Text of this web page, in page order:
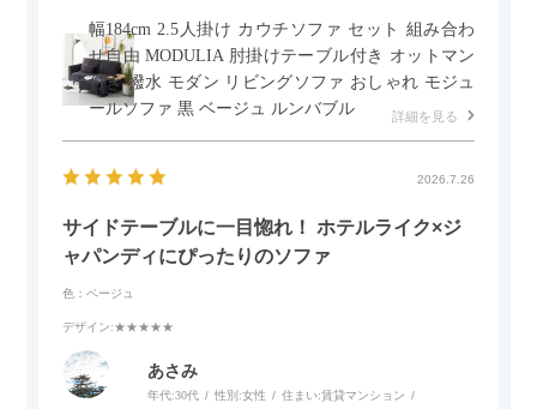
幅184cm 2.5人掛け カウチソファ セット 組み合わ
せ自由 MODULIA 肘掛けテーブル付き オットマン
付き 撥水 モダン リビングソファ おしゃれ モジュ
ールソファ 黒 ベージュ ルンバブル
詳細を見る
2026.7.26
サイドテーブルに一目惚れ！ ホテルライク×ジ
ャパンディにぴったりのソファ
色：ベージュ
デザイン:★★★★★
あさみ
年代:30代 性別:女性 住まい:賃貸マンション